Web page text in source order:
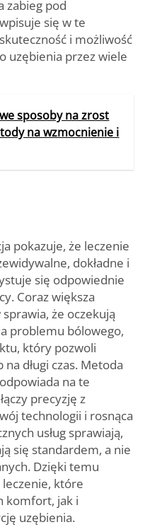
zabieg pod
się w te
i możliwość
uzębienia przez wiele
sposoby na zrost
na wzmocnienie i
pokazuje, że leczenie
dokładne i
się odpowiednie
Coraz większa
że oczekują
problemu bólowego,
który pozwoli
długi czas. Metoda
na te
precyzję z
technologii i rosnąca
usług sprawiają,
się standardem, a nie
Dzięki temu
leczenie, które
komfort, jak i
uzębienia.